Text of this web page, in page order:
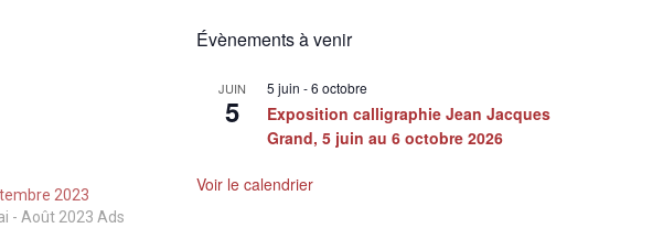
2023
- Août 2023 Ads
Évènements à venir
JUIN
5
5 juin -6 octobre
Exposition calligraphie Jean Jacques
Grand, 5 juin au 6 octobre 2026
Voir le calendrier